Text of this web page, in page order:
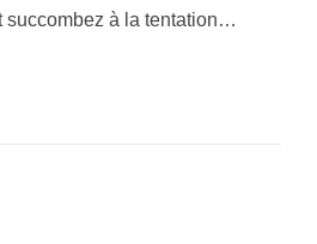
succombez à la tentation…